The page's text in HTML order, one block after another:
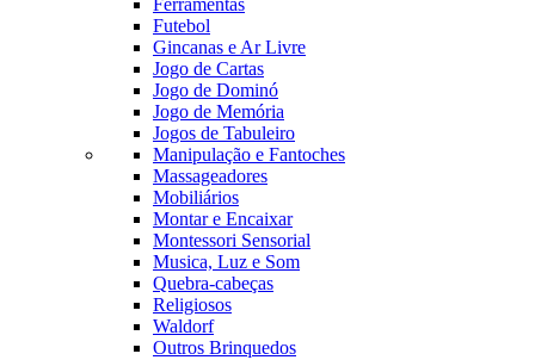
Ferramentas
Futebol
Gincanas e Ar Livre
Jogo de Cartas
Jogo de Dominó
Jogo de Memória
Jogos de Tabuleiro
Manipulação e Fantoches
Massageadores
Mobiliários
Montar e Encaixar
Montessori Sensorial
Musica, Luz e Som
Quebra-cabeças
Religiosos
Waldorf
Outros Brinquedos